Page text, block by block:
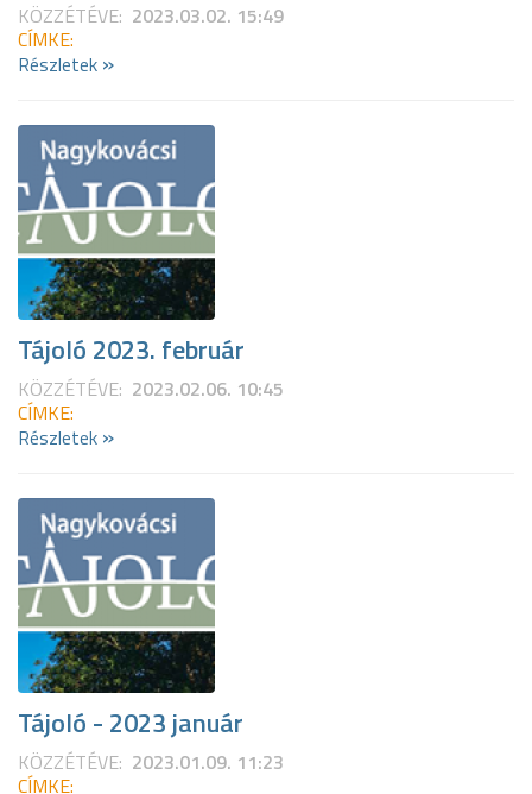
KÖZZÉTÉVE: 2023.03.02. 15:49
CÍMKE:
Részletek »
Tájoló 2023. február
KÖZZÉTÉVE: 2023.02.06. 10:45
CÍMKE:
Részletek »
Tájoló - 2023 január
KÖZZÉTÉVE: 2023.01.09. 11:23
CÍMKE: